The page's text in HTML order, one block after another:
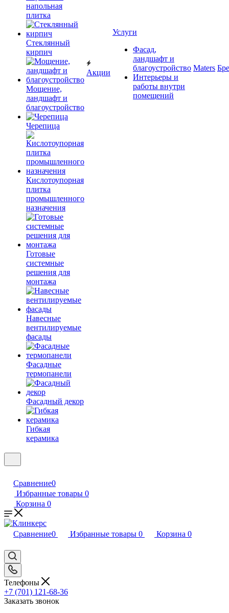
напольная
плитка
Cтеклянный
кирпич
Мощение,
ландшафт и
благоустройство
Черепица
Кислотоупорная
плитка
промышленного
назначения
Готовые
системные
решения для
монтажа
Навесные
вентилируемые
фасады
Фасадные
термопанели
Фасадный декор
Гибкая
керамика
Акции
Услуги
Фасад,
ландшафт и
благоустройство
Интерьеры и
работы внутри
помещений
Maters
Сравнение0
Избранные товары 0
Корзина 0
Сравнение0 Избранные товары 0 Корзина 0
Телефоны
+7 (701) 121-68-36
Заказать звонок